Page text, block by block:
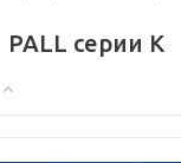
PALL серии К